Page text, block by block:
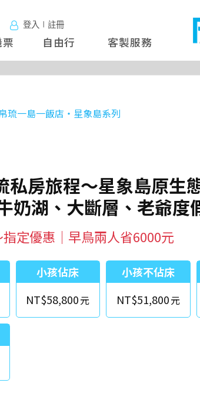
登入∣註冊
自由行 客製服務
帛琉一島一飯店‧星象島系列
私房旅程～星象島原生
奶湖、大斷層、老爺度
定優惠｜早鳥兩人省6000元
小孩佔床
NT$58,800
小孩不佔床
NT$51,800